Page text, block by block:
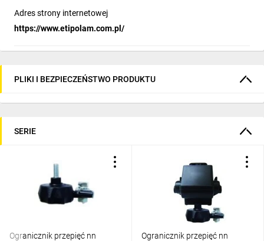
Adres strony internetowej
https://www.etipolam.com.pl/
PLIKI I BEZPIECZEŃSTWO PRODUKTU
SERIE
Ogranicznik przepięć nn
Ogranicznik przepięć nn